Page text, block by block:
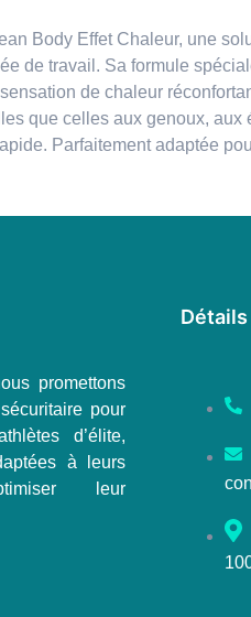
Body Effet Chaleur, une
de travail. Sa formule
de chaleur
que celles aux genoux,
Parfaitement adaptée
promettons
pour
d’élite,
à leurs
leur